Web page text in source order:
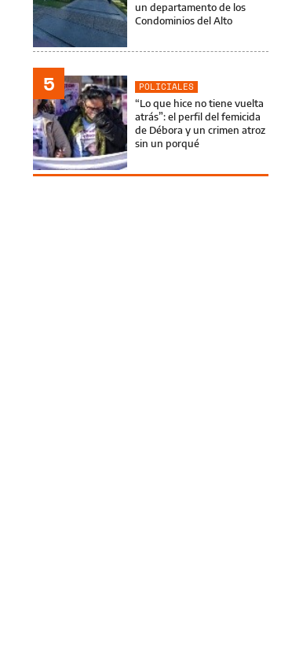
un departamento de los
Condominios del Alto
5
POLICIALES
“Lo que hice no tiene vuelta
atrás”: el perfil del femicida
de Débora y un crimen atroz
sin un porqué